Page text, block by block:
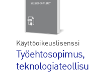
Käyttöoikeuslisenssi
Työehtosopimus,
teknologiateollisu